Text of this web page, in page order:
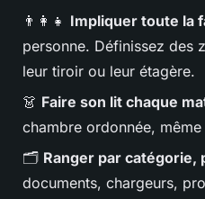
👨‍👩‍👧 Impliquer toute la
personne. Définissez des
leur tiroir ou leur étagère.
👗 Faire son lit chaque
chambre ordonnée,
🗂️ Ranger par catégorie,
documents, chargeurs,